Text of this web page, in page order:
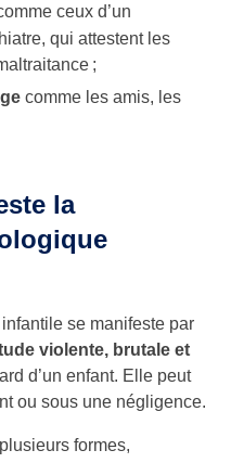
ceux d’un
qui attestent les
;
comme les amis, les
la
se manifeste par
violente, brutale et
d’un enfant. Elle peut
ou sous une négligence.
formes,